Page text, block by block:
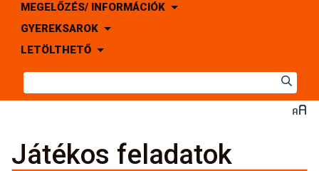
MEGELŐZÉS/ INFORMÁCIÓK
GYEREKSAROK
LETÖLTHETŐ
Játékos feladatok